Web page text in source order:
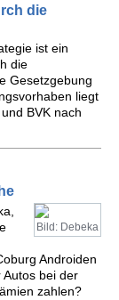
die
ist ein
die
Gesetzgebung
liegt
BVK nach
Bild: Debeka
Androiden
bei der
zahlen?